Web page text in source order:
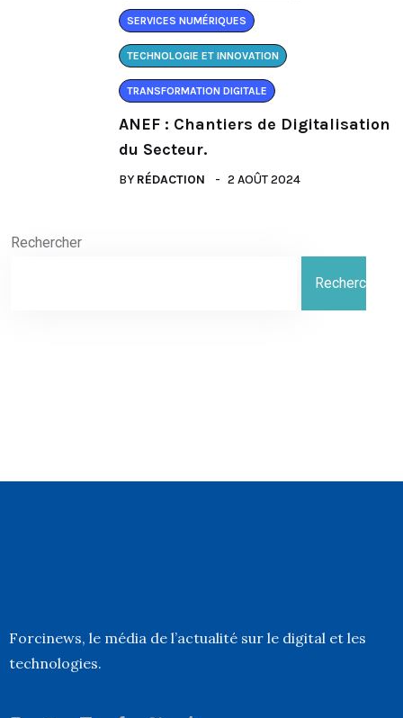
SERVICES NUMÉRIQUES
TECHNOLOGIE ET INNOVATION
TRANSFORMATION DIGITALE
ANEF : Chantiers de Digitalisation
du Secteur.
BY RÉDACTION 2 AOÛT 2024
Rechercher
Rechercher
Forcinews, le média de l’actualité sur le digital et les
technologies.